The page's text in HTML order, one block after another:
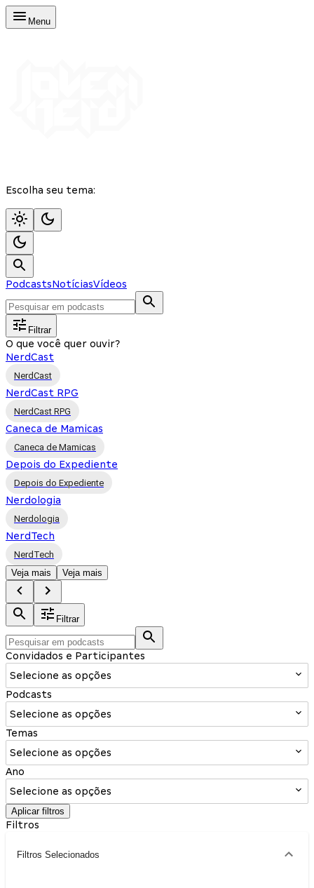
Menu
Escolha seu tema:
PodcastsNotíciasVídeos
Filtrar
O que você quer ouvir?
NerdCast
NerdCast
NerdCast RPG
NerdCast RPG
Caneca de Mamicas
Caneca de Mamicas
Depois do Expediente
Depois do Expediente
Nerdologia
Nerdologia
NerdTech
NerdTech
Veja mais
Veja mais
Filtrar
Convidados e Participantes
Selecione as opções
Podcasts
Selecione as opções
Temas
Selecione as opções
Ano
Selecione as opções
Aplicar filtros
Filtros
Filtros Selecionados